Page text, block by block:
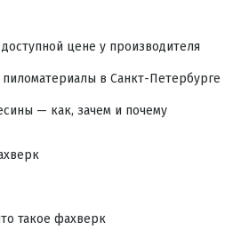
цене у производителя
в Санкт-Петербурге
— как, зачем и почему
такое фахверк